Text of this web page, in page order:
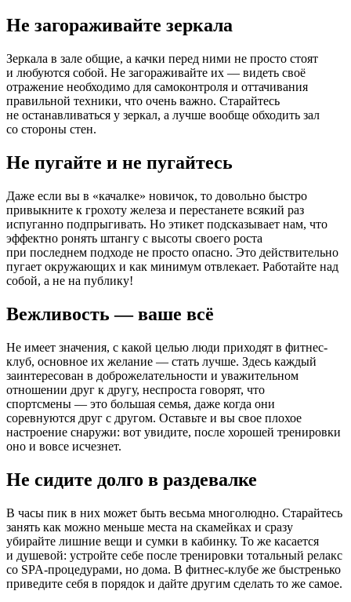
Не загораживайте зеркала
Зеркала в зале общие, а качки перед ними не просто стоят
и любуются собой. Не загораживайте их — видеть своё
отражение необходимо для самоконтроля и оттачивания
правильной техники, что очень важно. Старайтесь
не останавливаться у зеркал, а лучше вообще обходить зал
со стороны стен.
Не пугайте и не пугайтесь
Даже если вы в «качалке» новичок, то довольно быстро
привыкните к грохоту железа и перестанете всякий раз
испуганно подпрыгивать. Но этикет подсказывает нам, что
эффектно ронять штангу с высоты своего роста
при последнем подходе не просто опасно. Это действительно
пугает окружающих и как минимум отвлекает. Работайте над
собой, а не на публику!
Вежливость — ваше всё
Не имеет значения, с какой целью люди приходят в фитнес-
клуб, основное их желание — стать лучше. Здесь каждый
заинтересован в доброжелательности и уважительном
отношении друг к другу, неспроста говорят, что
спортсмены — это большая семья, даже когда они
соревнуются друг с другом. Оставьте и вы свое плохое
настроение снаружи: вот увидите, после хорошей тренировки
оно и вовсе исчезнет.
Не сидите долго в раздевалке
В часы пик в них может быть весьма многолюдно. Старайтесь
занять как можно меньше места на скамейках и сразу
убирайте лишние вещи и сумки в кабинку. То же касается
и душевой: устройте себе после тренировки тотальный релакс
со SPA-процедурами, но дома. В фитнес-клубе же быстренько
приведите себя в порядок и дайте другим сделать то же самое.